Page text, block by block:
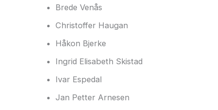
Brede Venås
Christoffer Haugan
Håkon Bjerke
Ingrid Elisabeth Skistad
Ivar Espedal
Jan Petter Arnesen